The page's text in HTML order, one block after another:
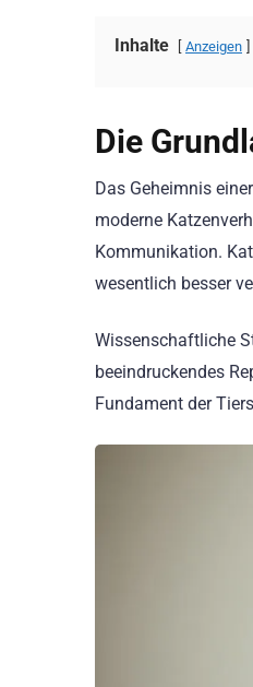
Inhalte Anzeigen
Die
Das Geheimnis
moderne
Kommunikation.
wesentlich besser
Wissenschaftliche
beeindruckendes
Fundament der